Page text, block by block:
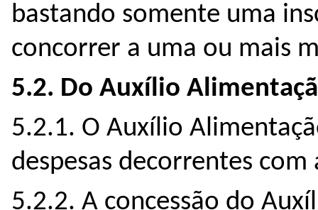
bastando somente uma
concorrer a uma ou mais
5.2. Do Auxílio
5.2.1. O Auxílio
despesas decorrentes
5.2.2. A concessão do